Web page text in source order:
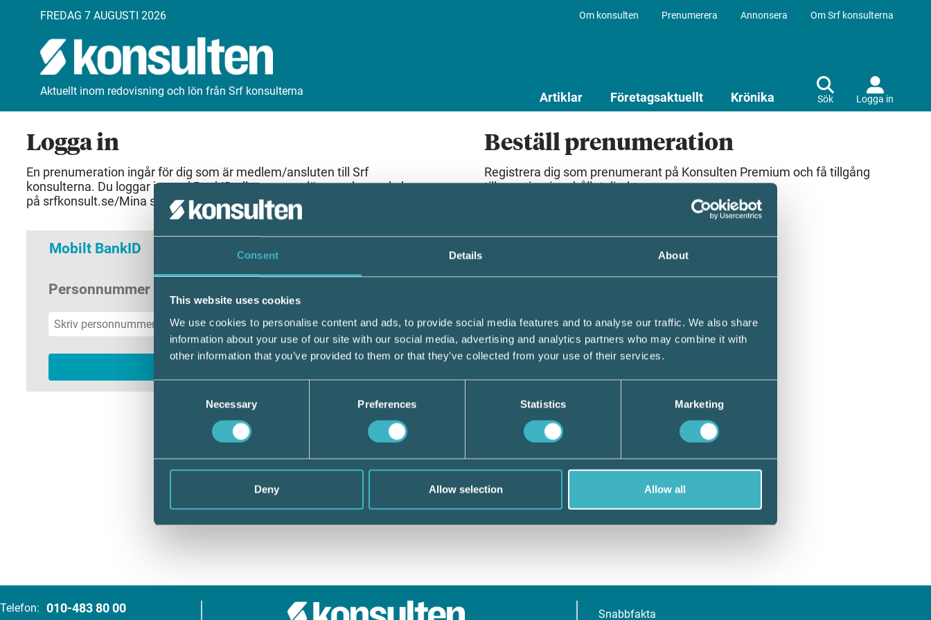
Consent Details About
This website uses cookies
We use cookies to personalise content and ads, to provide social media features and to analyse our traffic. We also share
information about your use of our site with our social media, advertising and analytics partners who may combine it with
other information that you’ve provided to them or that they’ve collected from your use of their services.
Necessary Preferences Statistics Marketing
Deny Allow selection Allow all
FREDAG 7 AUGUSTI 2026 Om konsulten Prenumerera Annonsera Om Srf konsulterna
Aktuellt inom redovisning och lön från Srf konsulterna Artiklar Företagsaktuellt Krönika Sök Logga in
Logga in
En prenumeration ingår för dig som är medlem/ansluten till Srf
konsulterna. Du loggar in med BankID eller samma lösenord som du har
på srfkonsult.se/Mina sidor
Mobilt BankID Lösenord
Personnummer
Beställ prenumeration
Registrera dig som prenumerant på Konsulten Premium och få tillgång
till premiuminnehållet direkt.
Telefon: 010-483 80 00 Snabbfakta